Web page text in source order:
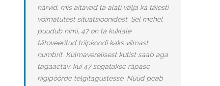
närvid, mis aitavad ta alati välja ka täiesti
võimatutest situatsioonidest. Sel mehel
puudub nimi, 47 on ta kuklale
tätoveeritud triipkoodi kaks viimast
numbrit. Külmaverelisest kütist saab aga
tagaaetav, kui 47 segatakse räpase
riigipöörde telgitagustesse. Nüüd peab